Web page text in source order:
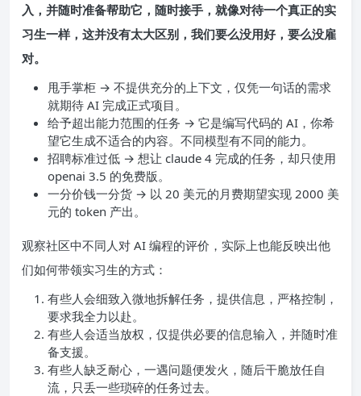
入，并随时准备帮助它，随时接手，就像对待一个真正的实
习生一样，这并没有太大区别，我们要么没用好，要么没雇
对。
甩手掌柜 → 不提供充分的上下文，仅凭一句话的需求
就期待 AI 完成正式项目。
给予超出能力范围的任务 → 它是编写代码的 AI，你希
望它生成不适合的内容。不同模型有不同的能力。
招聘标准过低 → 想让 claude 4 完成的任务，却只使用
openai 3.5 的免费版。
一分价钱一分货 → 以 20 美元的月费期望实现 2000 美
元的 token 产出。
观察社区中不同人对 AI 编程的评价，实际上也能反映出他
们如何带领实习生的方式：
有些人会细致入微地拆解任务，提供信息，严格控制，
要求我全力以赴。
有些人会适当放权，仅提供必要的信息输入，并随时准
备支援。
有些人缺乏耐心，一遇问题便发火，随后干脆放任自
流，只丢一些琐碎的任务过去。